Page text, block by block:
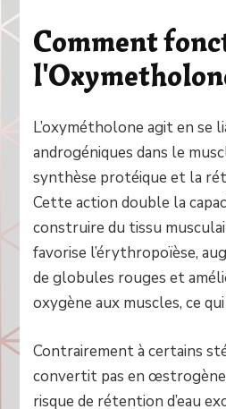
Comment
L’oxymétholone agit en se
androgéniques dans le
synthèse protéique et la
Cette action double la
construire du tissu
favorise l’érythropoïèse,
de globules rouges et
oxygène aux muscles, ce
Contrairement à certains
convertit pas en
risque de rétention d’eau